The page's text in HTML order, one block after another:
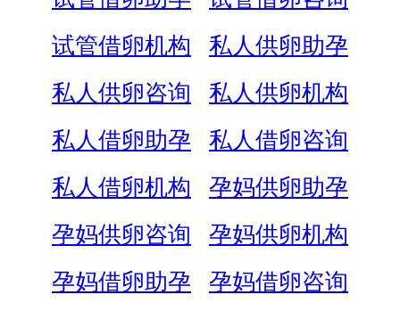
试管借卵机构
私人供卵助孕
私人供卵咨询
私人供卵机构
私人借卵助孕
私人借卵咨询
私人借卵机构
孕妈供卵助孕
孕妈供卵咨询
孕妈供卵机构
孕妈借卵助孕
孕妈借卵咨询